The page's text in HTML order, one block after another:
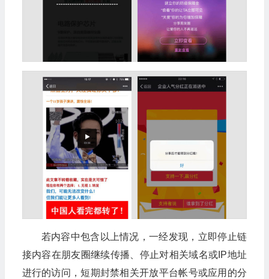
若内容中包含以上情况，一经发现，立即停止链
接内容在朋友圈继续传播、停止对相关域名或IP地址
进行的访问，短期封禁相关开放平台帐号或应用的分